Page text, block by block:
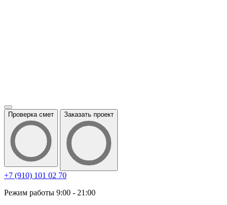
Проверка смет Заказать проект
+7 (910) 101 02 70
Режим работы 9:00 - 21:00